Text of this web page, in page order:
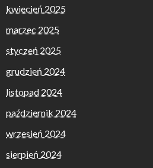
kwiecień 2025
marzec 2025
styczeń 2025
grudzień 2024
listopad 2024
październik 2024
wrzesień 2024
sierpień 2024